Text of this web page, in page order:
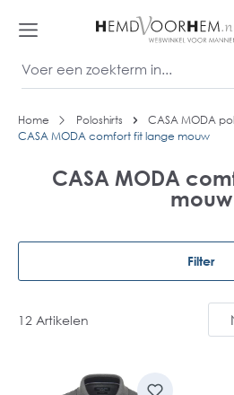
Home Poloshirts
CASA MODA
CASA MODA comfort fit lange mouw
CASA MODA
mouw
Filter
12 Artikelen